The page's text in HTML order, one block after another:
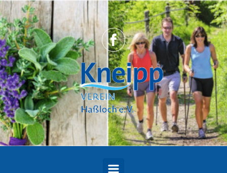
Zum Hauptinhalt springen